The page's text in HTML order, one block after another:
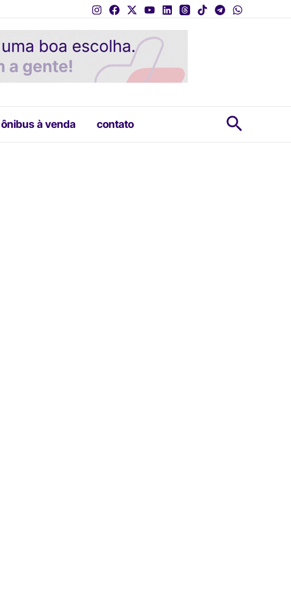
ônibus à venda contato